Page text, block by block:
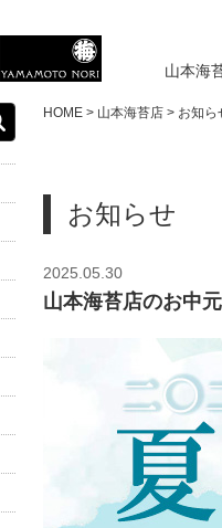
山本海
HOME> 山本海苔店> お知ら
お知らせ
2025.05.30
山本海苔店のお中